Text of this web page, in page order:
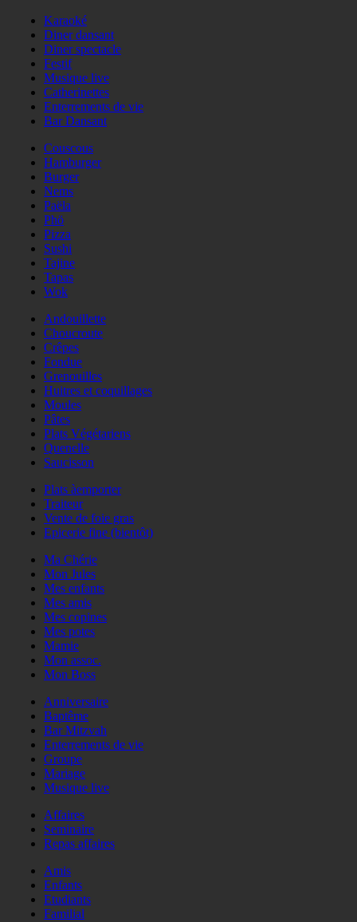
Karaoké
Diner dansant
Diner spectacle
Festif
Musique live
Catherinettes
Enterrements de vie
Bar Dansant
Couscous
Hamburger
Burger
Nems
Paëla
Phö
Pizza
Sushi
Tajine
Tapas
Wok
Andouillette
Choucroute
Crêpes
Fondue
Grenouilles
Huitres et coquillages
Moules
Pâtes
Plats Végétariens
Quenelle
Saucisson
Plats àemporter
Traiteur
Vente de foie gras
Epicerie fine (bientôt)
Ma Chérie
Mon Jules
Mes enfants
Mes amis
Mes copines
Mes potes
Mamie
Mon assoc.
Mon Boss
Anniversaire
Baptême
Bar Mitzvah
Enterrements de vie
Groupe
Mariage
Musique live
Affaires
Seminaire
Repas affaires
Amis
Enfants
Etudiants
Familial